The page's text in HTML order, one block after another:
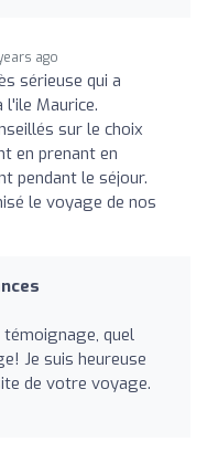
ago
sérieuse qui a
Maurice.
sur le choix
en prenant en
pendant le séjour.
le voyage de nos
quel
Je suis heureuse
de votre voyage.